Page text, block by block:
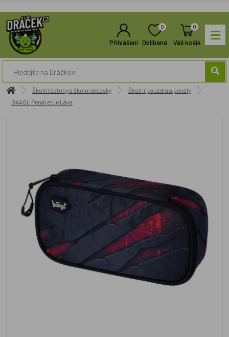
Přihlášení
0
Oblíbené
0
Váš košík
Školní batohy a školní aktovky
Školní pouzdra a penály
BAAGL Penál etue Láva